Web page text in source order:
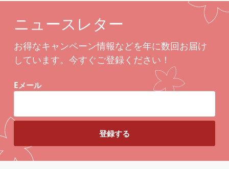
ニュースレター
お得なキャンペーン情報などを年に数回お届け
しています。今すぐご登録ください！
Eメール